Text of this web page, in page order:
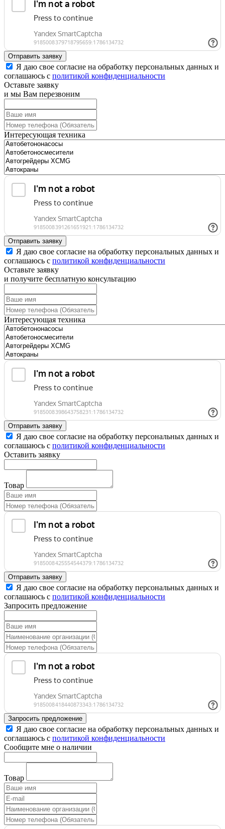
Отправить заявку
Я даю свое согласие на обработку персональных данных и
соглашаюсь с политикой конфиденциальности
Оставьте заявку
и мы Вам перезвоним
Интересующая техника
Отправить заявку
Я даю свое согласие на обработку персональных данных и
соглашаюсь с политикой конфиденциальности
Оставьте заявку
и получите бесплатную консультацию
Интересующая техника
Отправить заявку
Я даю свое согласие на обработку персональных данных и
соглашаюсь с политикой конфиденциальности
Оставить заявку
Товар
Отправить заявку
Я даю свое согласие на обработку персональных данных и
соглашаюсь с политикой конфиденциальности
Запросить предложение
Запросить предложение
Я даю свое согласие на обработку персональных данных и
соглашаюсь с политикой конфиденциальности
Сообщите мне о наличии
Товар